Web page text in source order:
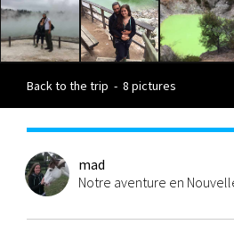
Back to the trip - 8 pictures
mad
Notre aventure en